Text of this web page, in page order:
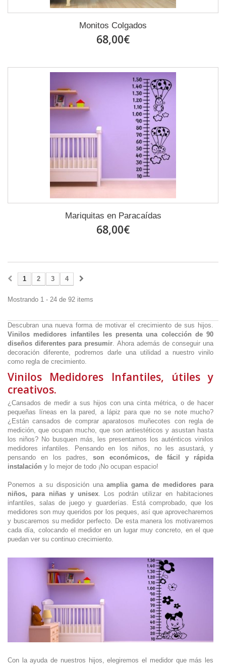
Monitos Colgados
68,00€
Mariquitas en Paracaídas
68,00€
1 2 3 4
Mostrando 1 - 24 de 92 items
Descubran una nueva forma de motivar el crecimiento de sus hijos.
Vinilos medidores infantiles les presenta una colección de 90
diseños diferentes para presumir. Ahora además de conseguir una
decoración diferente, podremos darle una utilidad a nuestro vinilo
como regla de crecimiento.
Vinilos Medidores Infantiles, útiles y
creativos.
¿Cansados de medir a sus hijos con una cinta métrica, o de hacer
pequeñas líneas en la pared, a lápiz para que no se note mucho?
¿Están cansados de comprar aparatosos muñecotes con regla de
medición, que ocupan mucho, que son antiestéticos y asustan hasta
los niños? No busquen más, les presentamos los auténticos vinilos
medidores infantiles. Pensando en los niños, no les asustará, y
pensando en los padres,son económicos, de fácil y rápida
instalación y lo mejor de todo ¡No ocupan espacio!
Ponemos a su disposición unaamplia gama de medidores para
niños, para niñas y unisex. Los podrán utilizar en habitaciones
infantiles, salas de juego y guarderías. Está comprobado, que los
medidores son muy queridos por los peques, así que aprovecharemos
y buscaremos su medidor perfecto. De esta manera los motivaremos
cada día, colocando el medidor en un lugar muy concreto, en el que
puedan ver su continuo crecimiento.
Con la ayuda de nuestros hijos, elegiremos el medidor que más les